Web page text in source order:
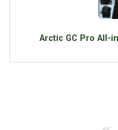
Arctic GC Pro All-